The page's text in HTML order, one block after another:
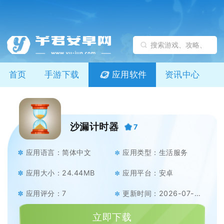
首页 手游下载 应用软件 资讯中心
沙漏计时器 7
应用语言：简体中文 应用类型：生活服务
应用大小：24.44MB 应用平台：安卓
应用评分：7 更新时间：2026-07-07
立即下载